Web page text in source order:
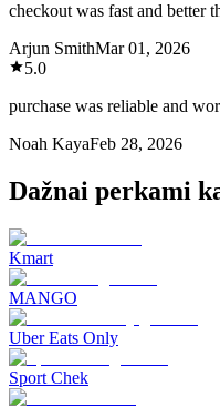
checkout was fast and better
Arjun SmithMar 01, 2026
5.0
purchase was reliable and
Noah KayaFeb 28, 2026
Dažnai perkami
Kmart
MANGO
Uber Eats Only
Sport Chek